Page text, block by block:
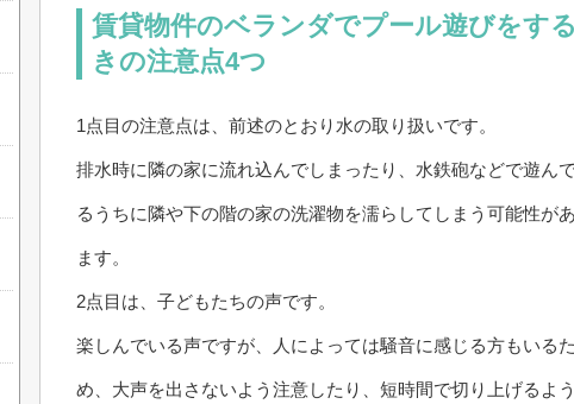
賃貸物件のベランダでプール遊びをす
きの注意点4つ
1点目の注意点は、前述のとおり水の取り扱いです。
排水時に隣の家に流れ込んでしまったり、水鉄砲などで遊ん
るうちに隣や下の階の家の洗濯物を濡らしてしまう可能性が
ます。
2点目は、子どもたちの声です。
楽しんでいる声ですが、人によっては騒音に感じる方もいるた
め、大声を出さないよう注意したり、短時間で切り上げるよ